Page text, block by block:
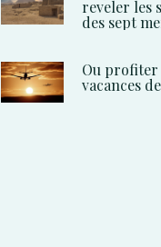
reveler les
des sept
Ou profiter
vacances